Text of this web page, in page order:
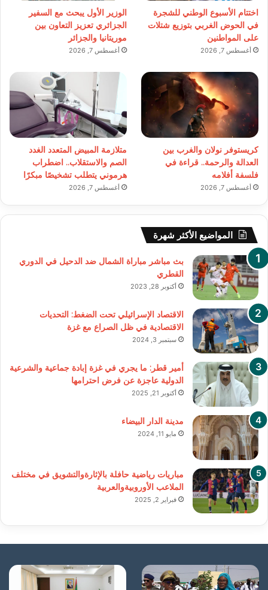
اختتام الأسبوع الوطني للشجرة
في الحوض الغربي بتوزيع شتلات
على المواطنين
أغسطس 7, 2026
الوزير الأول يبحث مع السفير
الجزائري تعزيز التعاون بين
موريتانيا والجزائر
أغسطس 7, 2026
كريستوفر نولان والغرب بين
العدالة والرحمة.. قراءة في
فلسفة أفلامه
أغسطس 7, 2026
متلازمة المبيض المتعدد الغدد
الصم والاستقلاب.. اضطراب
هرموني يتطلب تشخيصًا مبكرًا
أغسطس 7, 2026
المواضيع الأكثر شهرة
بث مباشر مباراة الشمال ضد الدحيل في الدوري
القطري
أكتوبر 28, 2023
الاقتصاد الإسرائيلي تحت الضغط: التحديات
الاقتصادية في ظل الصراع مع غزة
سبتمبر 3, 2024
أمير قطر: ما يجري في غزة إبادة جماعية والشرعية
الدولية عاجزة عن فرض احترامها
أكتوبر 21, 2025
مدينة الدار البيضاء
مايو 11, 2024
مباريات رياضية حافلة بالإثارةوالتشويق في مختلف
الملاعب الأوروبيةوالعربية
فبراير 2, 2025